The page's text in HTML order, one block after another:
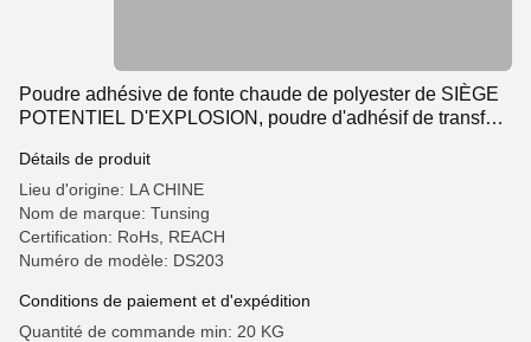
Poudre adhésive de fonte chaude de polyester de SIÈGE
POTENTIEL D'EXPLOSION, poudre d'adhésif de transfert
Détails de produit
Lieu d'origine: LA CHINE
Nom de marque: Tunsing
Certification: RoHs, REACH
Numéro de modèle: DS203
Conditions de paiement et d'expédition
Quantité de commande min: 20 KG